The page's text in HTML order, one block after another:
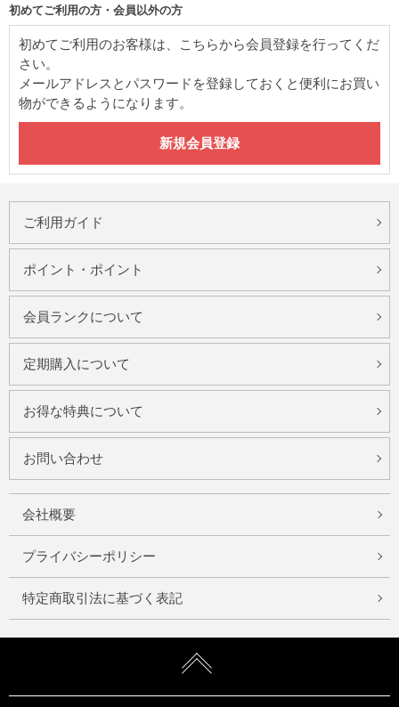
初めてご利用の方・会員以外の方
初めてご利用のお客様は、こちらから会員登録を行ってくだ
さい。
メールアドレスとパスワードを登録しておくと便利にお買い
物ができるようになります。
ご利用ガイド
ポイント・ポイント
会員ランクについて
定期購入について
お得な特典について
お問い合わせ
会社概要
プライバシーポリシー
特定商取引法に基づく表記